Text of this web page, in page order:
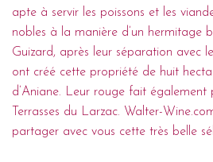
apte à servir les poissons et les
nobles à la manière d’un hermitage
Guizard, après leur séparation avec
ont créé cette propriété de huit
d’Aniane. Leur rouge fait également
Terrasses du Larzac. Walter-
partager avec vous cette très belle